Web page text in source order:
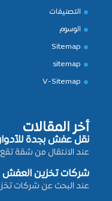
التصنيفات
الوسوم
Sitemap
sitemap
V-Sitemap
أخر المقالات
نقل عفش بجدة
عند الانتقال من شقة
شركات تخزين العفش
عند البحث عن شركات